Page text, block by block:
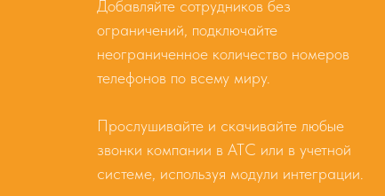
Добавляйте сотрудников без
ограничений, подключайте
неограниченное количество номеров
телефонов по всему миру.
Прослушивайте и скачивайте любые
звонки компании в АТС или в учетной
системе, используя модули интеграции.